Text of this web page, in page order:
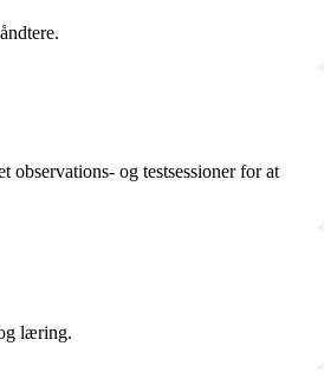
og testsessioner for at
læring.